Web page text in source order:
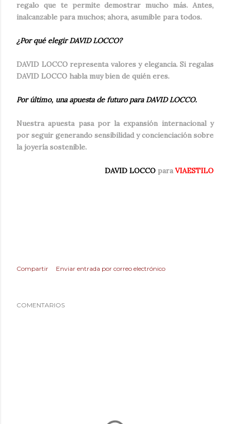
regalo que te permite demostrar mucho más. Antes,
inalcanzable para muchos; ahora, asumible para todos.
¿Por qué elegir DAVID LOCCO?
DAVID LOCCO representa valores y elegancia. Si regalas
DAVID LOCCO habla muy bien de quién eres.
Por último, una apuesta de futuro para DAVID LOCCO.
Nuestra apuesta pasa por la expansión internacional y
por seguir generando sensibilidad y concienciación sobre
la joyería sostenible.
DAVID LOCCO paraVIAESTILO
Compartir Enviar entrada por correo electrónico
COMENTARIOS